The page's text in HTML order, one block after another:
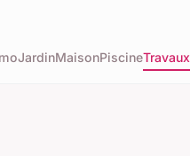
JardinMaisonPiscineTravaux